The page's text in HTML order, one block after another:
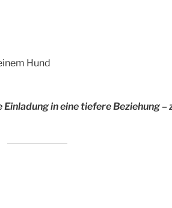
Hund
in eine tiefere Beziehung